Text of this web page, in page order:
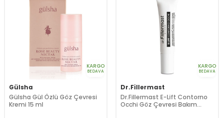
KARGO
BEDAVA
Gülsha
Gülsha Gül Özlü Göz Çevresi
Kremi 15 ml
KARGO
BEDAVA
Dr.Fillermast
Dr.Fillermast E-Lift Contorno
Occhi Göz Çevresi Bakım